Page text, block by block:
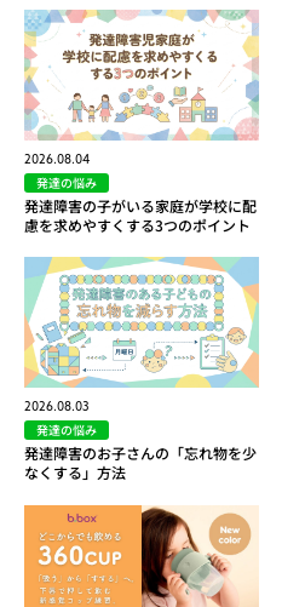
2026.08.04
発達の悩み
発達障害の子がいる家庭が学校に配
慮を求めやすくする3つのポイント
2026.08.03
発達の悩み
発達障害のお子さんの「忘れ物を少
なくする」方法